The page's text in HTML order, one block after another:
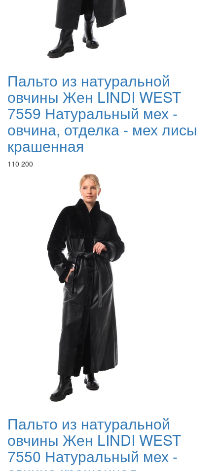
Пальто из натуральной
овчины Жен LINDI WEST
7559 Натуральный мех -
овчина, отделка - мех лисы
крашенная
110 200
Пальто из натуральной
овчины Жен LINDI WEST
7550 Натуральный мех -